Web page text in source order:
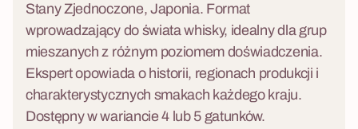
Stany Zjednoczone, Japonia. Format
wprowadzający do świata whisky, idealny dla grup
mieszanych z różnym poziomem doświadczenia.
Ekspert opowiada o historii, regionach produkcji i
charakterystycznych smakach każdego kraju.
Dostępny w wariancie 4 lub 5 gatunków.